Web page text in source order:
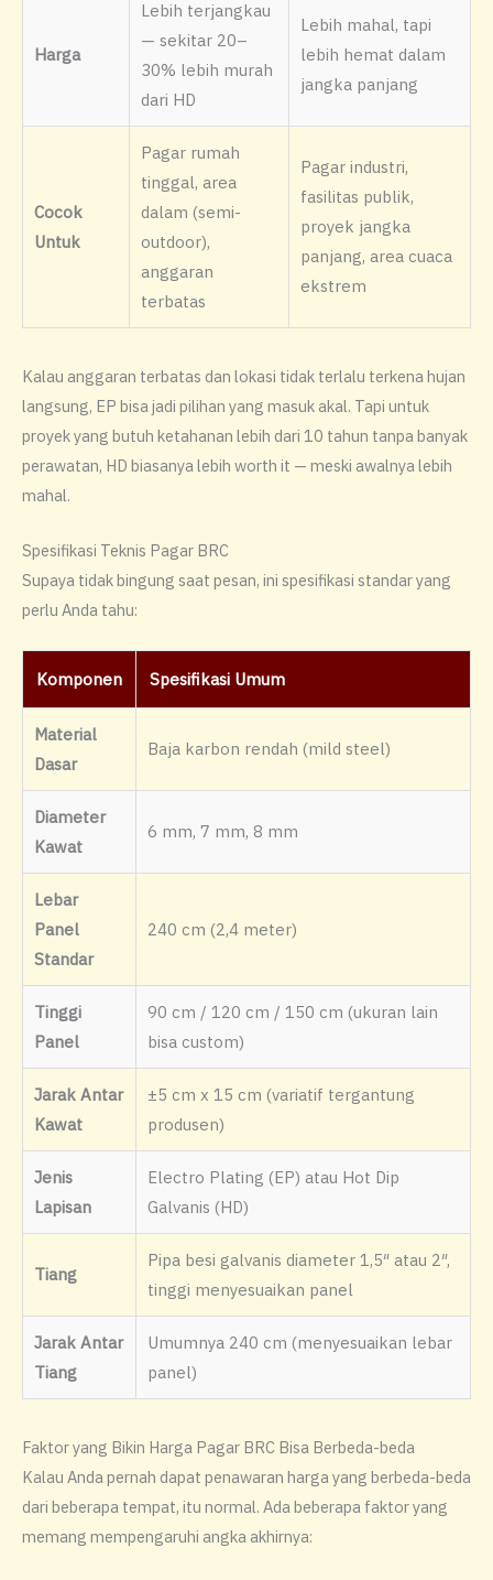
Harga
Lebih terjangkau
— sekitar 20–
30% lebih murah
dari HD
Lebih mahal, tapi
lebih hemat dalam
jangka panjang
Cocok
Untuk
Pagar rumah
tinggal, area
dalam (semi-
outdoor),
anggaran
terbatas
Pagar industri,
fasilitas publik,
proyek jangka
panjang, area cuaca
ekstrem
Kalau anggaran terbatas dan lokasi tidak terlalu terkena hujan
langsung, EP bisa jadi pilihan yang masuk akal. Tapi untuk
proyek yang butuh ketahanan lebih dari 10 tahun tanpa banyak
perawatan, HD biasanya lebih worth it — meski awalnya lebih
mahal.
Spesifikasi Teknis Pagar BRC
Supaya tidak bingung saat pesan, ini spesifikasi standar yang
perlu Anda tahu:
Komponen Spesifikasi Umum
Material
Dasar
Baja karbon rendah (mild steel)
Diameter
Kawat
6 mm, 7 mm, 8 mm
Lebar
Panel
Standar
240 cm (2,4 meter)
Tinggi
Panel
90 cm / 120 cm / 150 cm (ukuran lain
bisa custom)
Jarak Antar
Kawat
±5 cm x 15 cm (variatif tergantung
produsen)
Jenis
Lapisan
Electro Plating (EP) atau Hot Dip
Galvanis (HD)
Tiang
Pipa besi galvanis diameter 1,5″ atau 2″,
tinggi menyesuaikan panel
Jarak Antar
Tiang
Umumnya 240 cm (menyesuaikan lebar
panel)
Faktor yang Bikin Harga Pagar BRC Bisa Berbeda-beda
Kalau Anda pernah dapat penawaran harga yang berbeda-beda
dari beberapa tempat, itu normal. Ada beberapa faktor yang
memang mempengaruhi angka akhirnya: